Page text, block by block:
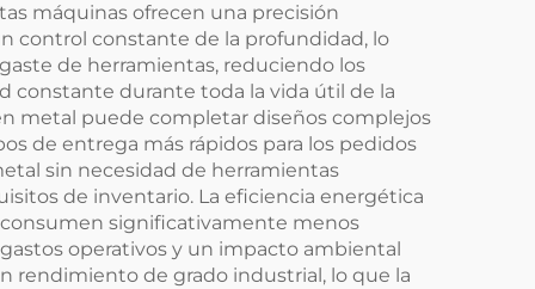
máquinas ofrecen una precisión
control constante de la profundidad, lo
de herramientas, reduciendo los
constante durante toda la vida útil de la
metal puede completar diseños complejos
de entrega más rápidos para los pedidos
sin necesidad de herramientas
de inventario. La eficiencia energética
significativamente menos
operativos y un impacto ambiental
rendimiento de grado industrial, lo que la